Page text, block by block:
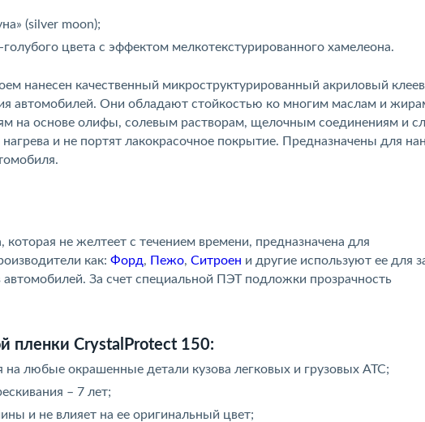
(silver moon);
цвета с эффектом мелкотекстурированного хамелеона.
нанесен качественный микроструктурированный акриловый
автомобилей. Они обладают стойкостью ко многим маслам и
на основе олифы, солевым растворам, щелочным соединениям и
и не портят лакокрасочное покрытие. Предназначены для
которая не желтеет с течением времени, предназначена для
как: Форд, Пежо, Ситроен и другие используют ее для
За счет специальной ПЭТ подложки прозрачность
пленки CrystalProtect 150:
на любые окрашенные детали кузова легковых и грузовых АТС;
– 7 лет;
и не влияет на ее оригинальный цвет;